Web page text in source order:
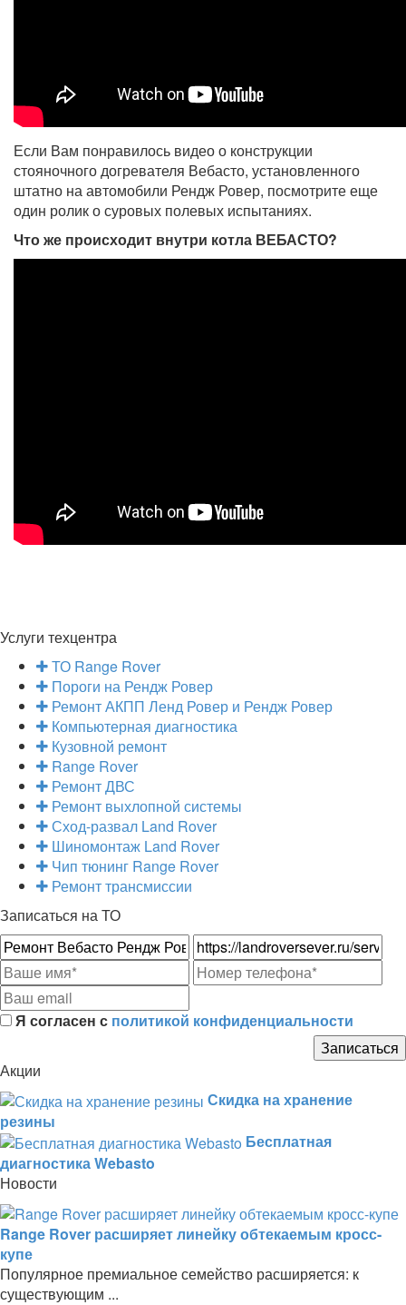
Если Вам понравилось видео о конструкции
стояночного догревателя Вебасто, установленного
штатно на автомобили Рендж Ровер, посмотрите еще
один ролик о суровых полевых испытаниях.
Что же происходит внутри котла ВЕБАСТО?
Услуги техцентра
ТО Range Rover
Пороги на Рендж Ровер
Ремонт АКПП Ленд Ровер и Рендж Ровер
Компьютерная диагностика
Кузовной ремонт
Range Rover
Ремонт ДВС
Ремонт выхлопной системы
Сход-развал Land Rover
Шиномонтаж Land Rover
Чип тюнинг Range Rover
Ремонт трансмиссии
Записаться на ТО
Я согласен с политикой конфиденциальности
Акции
Скидка на хранение
резины
Бесплатная
диагностика Webasto
Новости
Range Rover расширяет линейку обтекаемым кросс-
купе
Популярное премиальное семейство расширяется: к
существующим ...